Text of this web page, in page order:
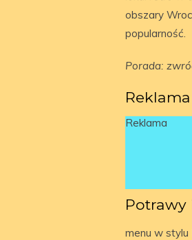
obszary
popularność.
Porada:
Reklama
Reklama
menu w stylu